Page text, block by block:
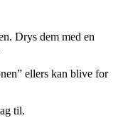
Drys dem med en
ellers kan blive for
til.